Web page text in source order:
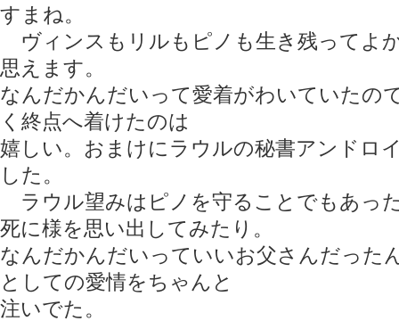
すまね。
ヴィンスもリルもピノも生き残ってよ
思えます。
なんだかんだいって愛着がわいていたの
く終点へ着けたのは
嬉しい。おまけにラウルの秘書アンドロ
した。
ラウル望みはピノを守ることでもあっ
死に様を思い出してみたり。
なんだかんだいっていいお父さんだった
としての愛情をちゃんと
注いでた。